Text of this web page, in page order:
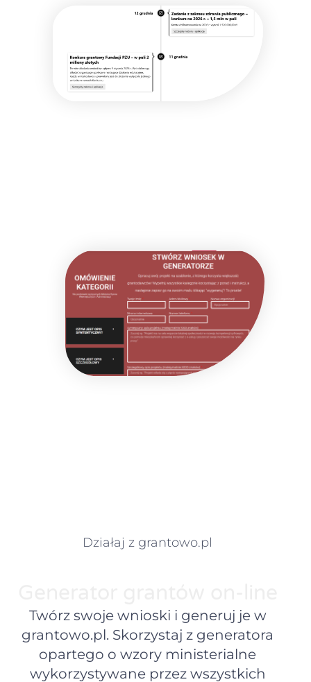
Działaj z grantowo.pl
Twórz swoje wnioski i generuj je w
grantowo.pl. Skorzystaj z generatora
opartego o wzory ministerialne
wykorzystywane przez wszystkich